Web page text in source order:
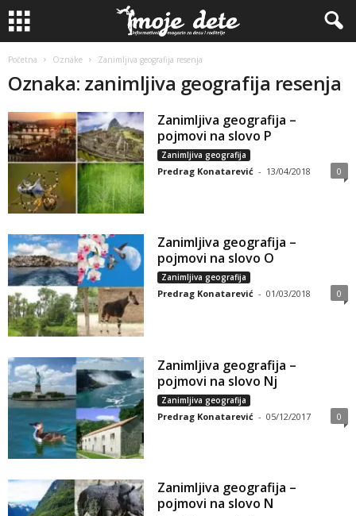
Početna Oznake Zanimljiva geografija resenja
Oznaka: zanimljiva geografija resenja
Zanimljiva geografija –
pojmovi na slovo P
Zanimljiva geografija
Predrag Konatarević - 13/04/2018 0
Zanimljiva geografija –
pojmovi na slovo O
Zanimljiva geografija
Predrag Konatarević - 01/03/2018 0
Zanimljiva geografija –
pojmovi na slovo Nj
Zanimljiva geografija
Predrag Konatarević - 05/12/2017 0
Zanimljiva geografija –
pojmovi na slovo N